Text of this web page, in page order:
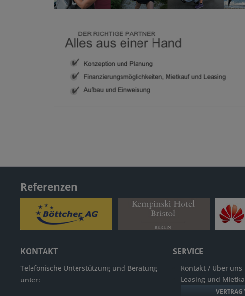
Referenzen
KONTAKT
Telefonische Unterstützung und Beratung
unter:
SERVICE
Kontakt / Über uns
Leasing und
VERTRAG